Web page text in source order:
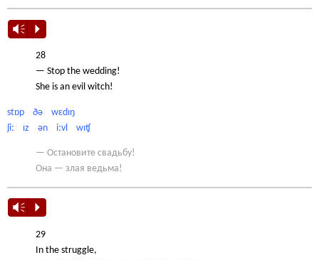
Vm P
28
— Stop the wedding!
She is an evil witch!
stɒp ðə wɛdɪŋ
ʃiː ɪz ən iːvl wɪʧ
— Остановите свадьбу!
Она — злая ведьма!
Vm P
29
In the struggle,